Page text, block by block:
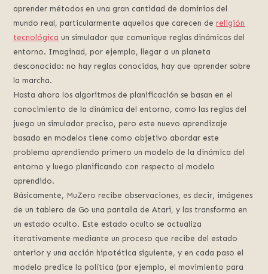
aprender métodos en una gran cantidad de dominios del
mundo real, particularmente aquellos que carecen de religión
tecnológica un simulador que comunique reglas dinámicas del
entorno. Imaginad, por ejemplo, llegar a un planeta
desconocido: no hay reglas conocidas, hay que aprender sobre
la marcha.
Hasta ahora los algoritmos de planificación se basan en el
conocimiento de la dinámica del entorno, como las reglas del
juego un simulador preciso, pero este nuevo aprendizaje
basado en modelos tiene como objetivo abordar este
problema aprendiendo primero un modelo de la dinámica del
entorno y luego planificando con respecto al modelo
aprendido.
Básicamente, MuZero recibe observaciones, es decir, imágenes
de un tablero de Go una pantalla de Atari, y las transforma en
un estado oculto. Este estado oculto se actualiza
iterativamente mediante un proceso que recibe del estado
anterior y una acción hipotética siguiente, y en cada paso el
modelo predice la política (por ejemplo, el movimiento para